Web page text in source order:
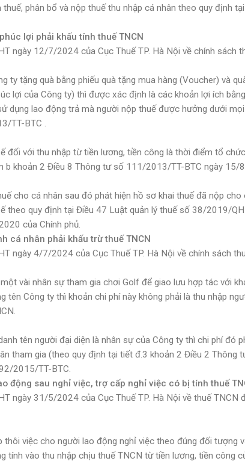
phân bổ và nộp thuế thu nhập cá nhân theo quy định
lợi phải khấu tính thuế TNCN
ngày 12/7/2024 của Cục Thuế TP. Hà Nội về chính sách
ty tặng quà bằng phiếu quà tặng mua hàng (Voucher) và
lợi của Công ty) thì được xác định là các khoản lợi ích
dụng lao động trả mà người nộp thuế được hưởng dưới
TT-BTC .
đối với thu nhập từ tiền lương, tiền công là thời điểm tổ
b khoản 2 Điều 8 Thông tư số 111/2013/TT-BTC ngày 15/
cho cá nhân sau đó phát hiện hồ sơ khai thuế đã nộp
theo quy định tại Điều 47 Luật quản lý thuế số 38/2019/
của Chính phủ.
cá nhân phải khấu trừ thuế TNCN
ngày 4/7/2024 của Cục Thuế TP. Hà Nội về chính sách
vài nhân sự tham gia chơi Golf để giao lưu hợp tác với
tên Công ty thì khoản chi phí này không phải là thu nhập
tên người đại diện là nhân sự của Công ty thì chi phí đó
tham gia (theo quy định tại tiết đ.3 khoản 2 Điều 2
2015/TT-BTC.
động sau nghỉ việc, trợ cấp nghỉ việc có bị tính thuế
ngày 31/5/2024 của Cục Thuế TP. Hà Nội về thuế TNCN
thôi việc cho người lao động nghỉ việc theo đúng đối tượng
tính vào thu nhập chịu thuế TNCN từ tiền lương, tiền công